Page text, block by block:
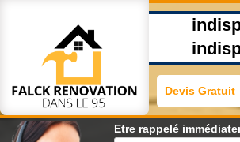
Devis Gratuit
Etre rappelé